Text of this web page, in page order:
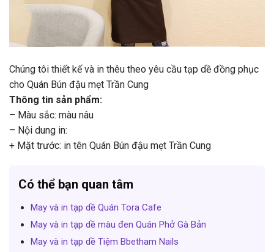
Chúng tôi thiết kế và in thêu theo yêu cầu tạp dề đồng phục
cho Quán Bún đậu mẹt Trần Cung
Thông tin sản phẩm:
– Màu sắc: màu nâu
– Nội dung in:
+ Mặt trước: in tên Quán Bún đậu mẹt Trần Cung
Có thể bạn quan tâm
May và in tạp dề Quán Tora Cafe
May và in tạp dề màu đen Quán Phở Gà Bản
May và in tạp dề Tiệm Bbetham Nails